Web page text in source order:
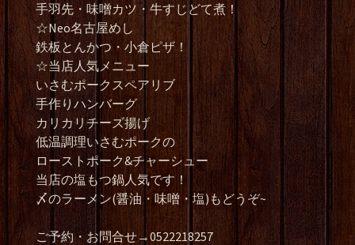
手羽先・味噌カツ・牛すじどて煮！
☆Neo名古屋めし
鉄板とんかつ・小倉ピザ！
☆当店人気メニュー
いさむポークスペアリブ
手作りハンバーグ
カリカリチーズ揚げ
低温調理いさむポークの
ローストポーク&チャーシュー
当店の塩もつ鍋人気です！
〆のラーメン(醤油・味噌・塩)もどうぞ~
ご予約・お問合せ→0522218257